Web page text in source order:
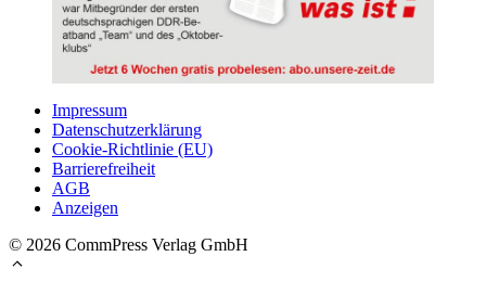
Impressum
Datenschutzerklärung
Cookie-Richtlinie (EU)
Barrierefreiheit
AGB
Anzeigen
© 2026 CommPress Verlag GmbH